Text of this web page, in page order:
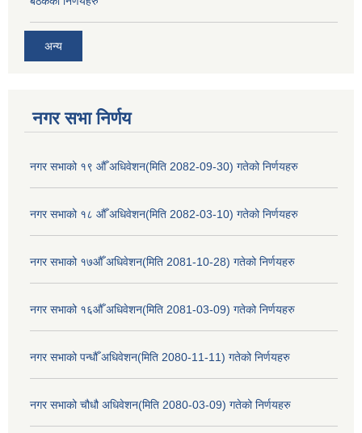
अन्य
नगर सभा निर्णय
नगर सभाको १९ औँ अधिवेशन(मिति 2082-09-30) गतेको निर्णयहरु
नगर सभाको १८ औँ अधिवेशन(मिति 2082-03-10) गतेको निर्णयहरु
नगर सभाको १७औँ अधिवेशन(मिति 2081-10-28) गतेको निर्णयहरु
नगर सभाको १६औँ अधिवेशन(मिति 2081-03-09) गतेको निर्णयहरु
नगर सभाको पन्धौँ अधिवेशन(मिति 2080-11-11) गतेको निर्णयहरु
नगर सभाको चौधौ अधिवेशन(मिति 2080-03-09) गतेको निर्णयहरु